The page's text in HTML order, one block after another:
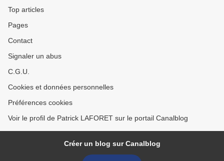
Top articles
Pages
Contact
Signaler un abus
C.G.U.
Cookies et données personnelles
Préférences cookies
Voir le profil de Patrick LAFORET sur le portail Canalblog
Créer un blog sur Canalblog